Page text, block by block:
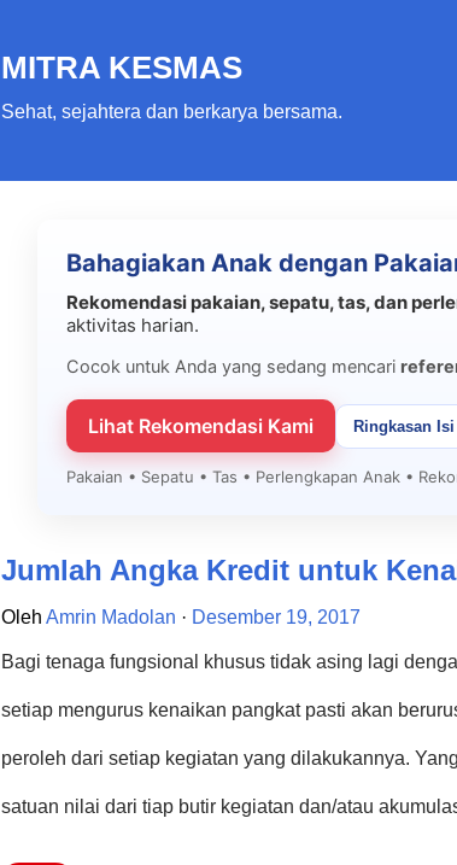
MITRA KESMAS
Sehat, sejahtera dan berkarya bersama.
Bahagiakan Anak dengan
Rekomendasi pakaian, sepatu, tas, dan
aktivitas harian.
Cocok untuk Anda yang sedang mencari
Lihat Rekomendasi Kami Ringkasan Isi
Pakaian • Sepatu • Tas • Perlengkapan Anak •
Jumlah Angka Kredit untuk
Oleh Amrin Madolan Desember 19, 2017
Bagi tenaga fungsional khusus tidak asing lagi
setiap mengurus kenaikan pangkat pasti akan
peroleh dari setiap kegiatan yang dilakukannya.
satuan nilai dari tiap butir kegiatan dan/atau